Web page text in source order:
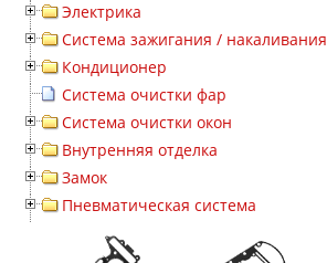
Электрика
Система зажигания / накаливания
Кондиционер
Система очистки фар
Система очистки окон
Внутренняя отделка
Замок
Пневматическая система